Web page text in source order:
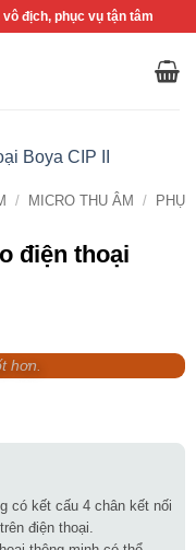
địch, phục vụ tận tâm
/ MICRO THU ÂM /
PHỤ
điện thoại
hơn.
có kết cấu 4 chân kết nối
điện thoại.